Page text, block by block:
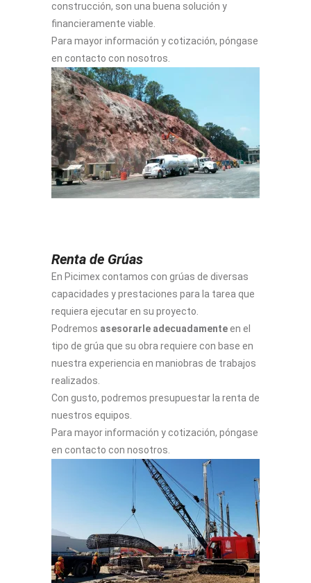
construcción, son una buena solución y
financieramente viable.
Para mayor información y cotización, póngase
en contacto con nosotros.
Renta de Grúas
En Picimex contamos con grúas de diversas
capacidades y prestaciones para la tarea que
requiera ejecutar en su proyecto.
Podremos asesorarle adecuadamenteen el
tipo de grúa que su obra requiere con base en
nuestra experiencia en maniobras de trabajos
realizados.
Con gusto, podremos presupuestar la renta de
nuestros equipos.
Para mayor información y cotización, póngase
en contacto con nosotros.